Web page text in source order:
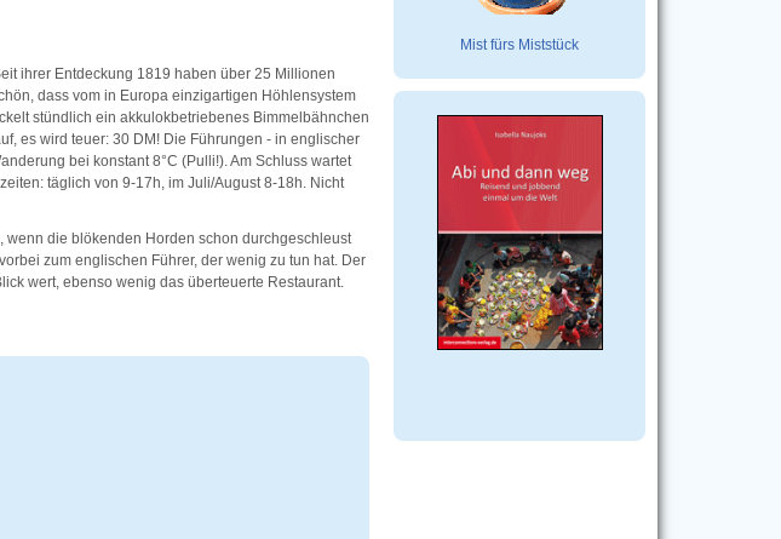
ihrer Entdeckung 1819 haben über 25 Millionen
dass vom in Europa einzigartigen Höhlensystem
stündlich ein akkulokbetriebenes Bimmelbähnchen
es wird teuer: 30 DM! Die Führungen - in englischer
bei konstant 8°C (Pulli!). Am Schluss wartet
täglich von 9-17h, im Juli/August 8-18h. Nicht
wenn die blökenden Horden schon durchgeschleust
zum englischen Führer, der wenig zu tun hat. Der
wert, ebenso wenig das überteuerte Restaurant.
Mist fürs Miststück